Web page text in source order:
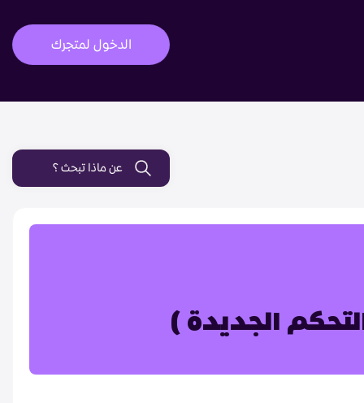
الدخول لمتجرك
عن ماذا تبحث ؟